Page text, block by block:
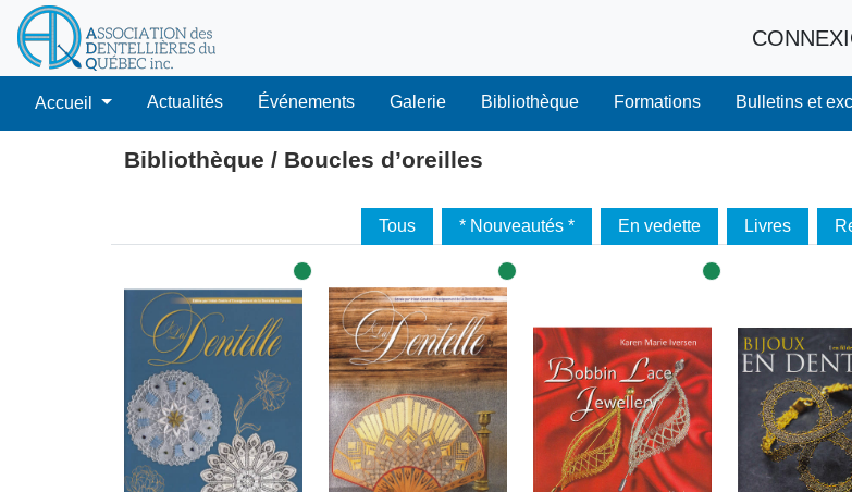
Accueil Actualités Événements Galerie Bibliothèque Formations Bulletins et
Bibliothèque / Boucles d’oreilles
Tous * Nouveautés * En vedette Livres